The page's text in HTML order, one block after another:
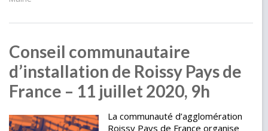
Conseil communautaire
d’installation de Roissy Pays de
France – 11 juillet 2020, 9h
La communauté d’agglomération
Roissy Pays de France organise